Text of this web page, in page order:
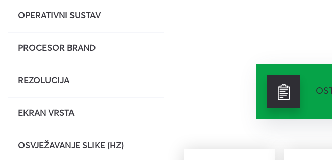
OPERATIVNI SUSTAV
PROCESOR BRAND
REZOLUCIJA
EKRAN VRSTA
OSVJEŽAVANJE SLIKE (HZ)